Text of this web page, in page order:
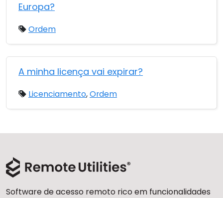
Europa?
Ordem
A minha licença vai expirar?
Licenciamento,Ordem
Software de acesso remoto rico em funcionalidades